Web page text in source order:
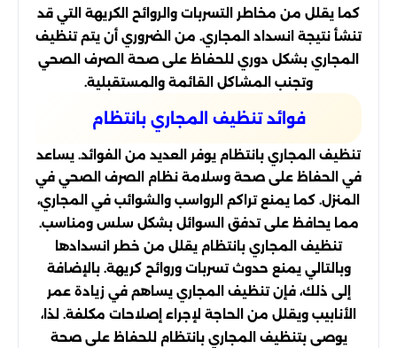
كما يقلل من مخاطر التسربات والروائح الكريهة التي قد
تنشأ نتيجة انسداد المجاري. من الضروري أن يتم تنظيف
المجاري بشكل دوري للحفاظ على صحة الصرف الصحي
وتجنب المشاكل القائمة والمستقبلية.
فوائد تنظيف المجاري بانتظام
تنظيف المجاري بانتظام يوفر العديد من الفوائد. يساعد
في الحفاظ على صحة وسلامة نظام الصرف الصحي في
المنزل. كما يمنع تراكم الرواسب والشوائب في المجاري،
مما يحافظ على تدفق السوائل بشكل سلس ومناسب.
تنظيف المجاري بانتظام يقلل من خطر انسدادها
وبالتالي يمنع حدوث تسربات وروائح كريهة. بالإضافة
إلى ذلك، فإن تنظيف المجاري يساهم في زيادة عمر
الأنابيب ويقلل من الحاجة لإجراء إصلاحات مكلفة. لذا،
يوصى بتنظيف المجاري بانتظام للحفاظ على صحة